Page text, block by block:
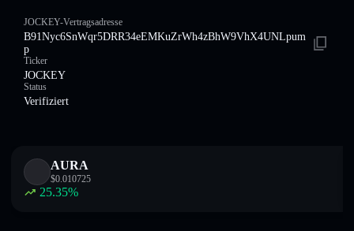
JOCKEY-Vertragsadresse
B91Nyc6SnWqr5DRR34eEMKuZrWh4zBhW9VhX4UNLpum
p
Ticker
JOCKEY
Status
Verifiziert
AURA
$0.010725
25.35%